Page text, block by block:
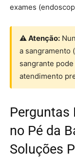
exames
⚠ Atenção:
a sangramento
sangrante
atendimento
Perguntas
no Pé da
Soluções